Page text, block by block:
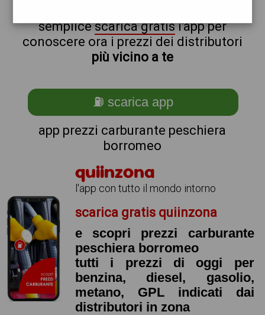
semplicescarica gratisl'app per
conoscere ora i prezzi dei distributori
più vicino a te
⛽ scarica app
app prezzi carburante peschiera
borromeo
quiinzona
l'app con tutto il mondo intorno
scarica gratis quiinzona
e scopri prezzi carburante
peschiera borromeo
tutti i prezzi di oggi per
benzina, diesel, gasolio,
metano, GPL indicati dai
distributori in zona